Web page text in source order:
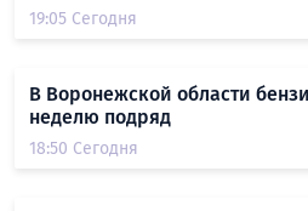
19:05 Сегодня
В Воронежской области
неделю подряд
18:50 Сегодня